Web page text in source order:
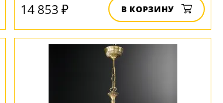
14 853 ₽ В КОРЗИНУ